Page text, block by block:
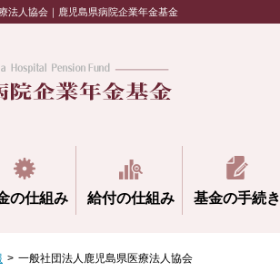
法人協会｜鹿児島県病院企業年金基金
の仕組み 給付の仕組み 基金の手続き
> 一般社団法人鹿児島県医療法人協会